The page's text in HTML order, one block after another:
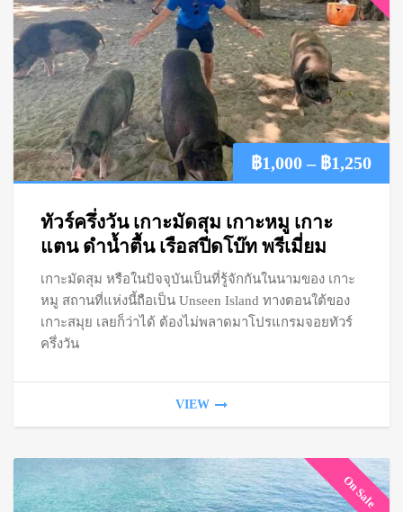
฿1,000 – ฿1,250
ทัวร์ครึ่งวัน เกาะมัดสุม เกาะหมู เกาะ
แตน ดำน้ำตื้น เรือสปีดโบ๊ท พรีเมี่ยม
เกาะมัดสุม หรือในปัจจุบันเป็นที่รู้จักกันในนามของ เกาะ
หมู สถานที่แห่งนี้ถือเป็น Unseen Island ทางตอนใต้ของ
เกาะสมุย เลยก็ว่าได้ ต้องไม่พลาดมาโปรแกรมจอยทัวร์
ครึ่งวัน
VIEW
On Sale